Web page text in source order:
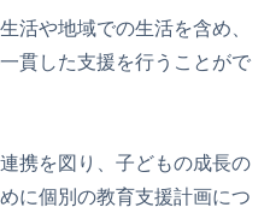
活や地域での生活を含め、
貫した支援を行うことがで
携を図り、子どもの成長の
に個別の教育支援計画につ